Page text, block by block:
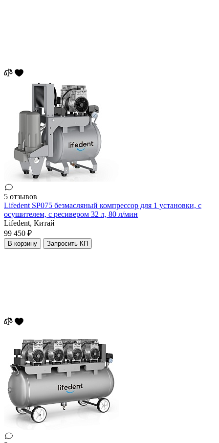
5 отзывов
Lifedent SP075 безмасляный компрессор для 1 установки, с
осушителем, с ресивером 32 л, 80 л/мин
Lifedent, Китай
99 450 ₽
В корзину Запросить КП